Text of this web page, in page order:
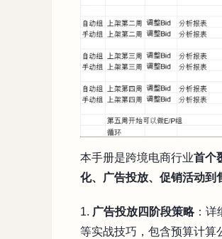
本手册是跨境电商行业首个
化、广告投放、促销活动到
1. 广告投放四阶段策略：详
等实战技巧，包含预算计算